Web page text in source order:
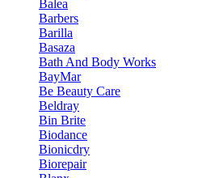
Balea
Barbers
Barilla
Basaza
Bath And Body Works
BayMar
Be Beauty Care
Beldray
Bin Brite
Biodance
Bionicdry
Biorepair